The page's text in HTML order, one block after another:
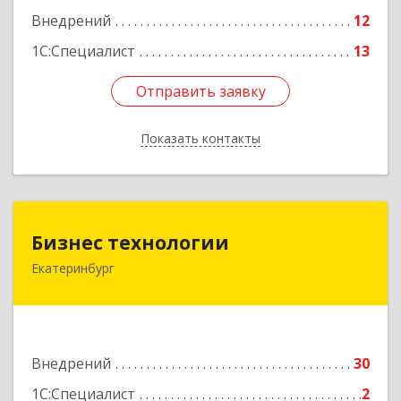
Внедрений
12
1С:Специалист
13
Отправить заявку
Показать контакты
Отправить заявку
Назад
Бизнес технологии
Екатеринбург
Внедрений
30
1С:Специалист
2
620016, Свердловская обл, Екатеринбург г,